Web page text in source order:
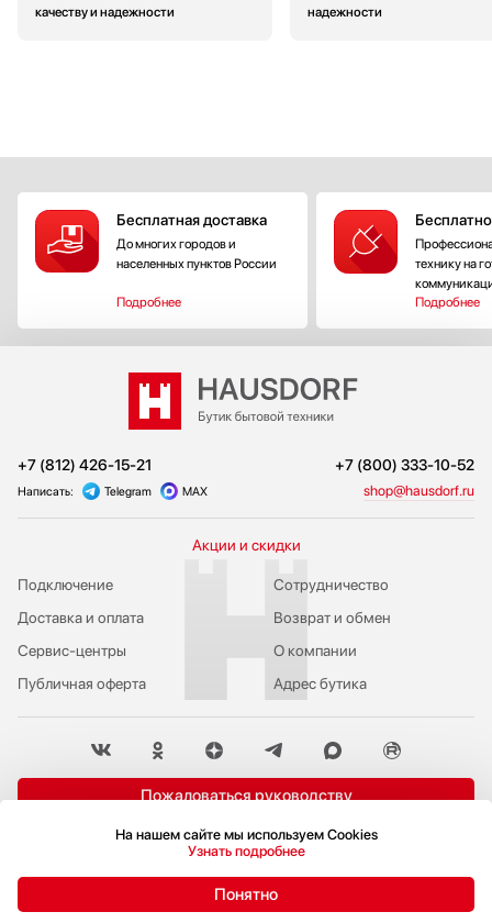
качеству и надежности
надежности
Бесплатная доставка
До многих городов и
населенных пунктов России
Подробнее
технику на
Подробнее
© 2009-2026 Бутик бытовой техники Hausdorf
+7 (812) 426-15-21 +7 (800) 333-10-52
Написать: Telegram MAX shop@hausdorf.ru
Акции и скидки
Подключение
Публичная оферта
Сервис-центры
Доставка и оплата
Сотрудничество
Возврат и обмен
О компании
Адрес бутика
Пожаловаться руководству
Политика конфиденциальности
На нашем сайте мы используем Cookies
Узнать подробнее
Понятно